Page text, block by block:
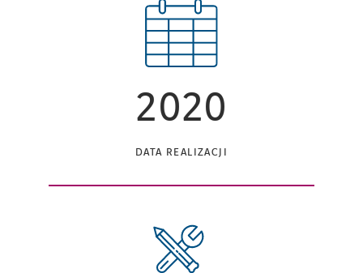
2020
DATA REALIZACJI